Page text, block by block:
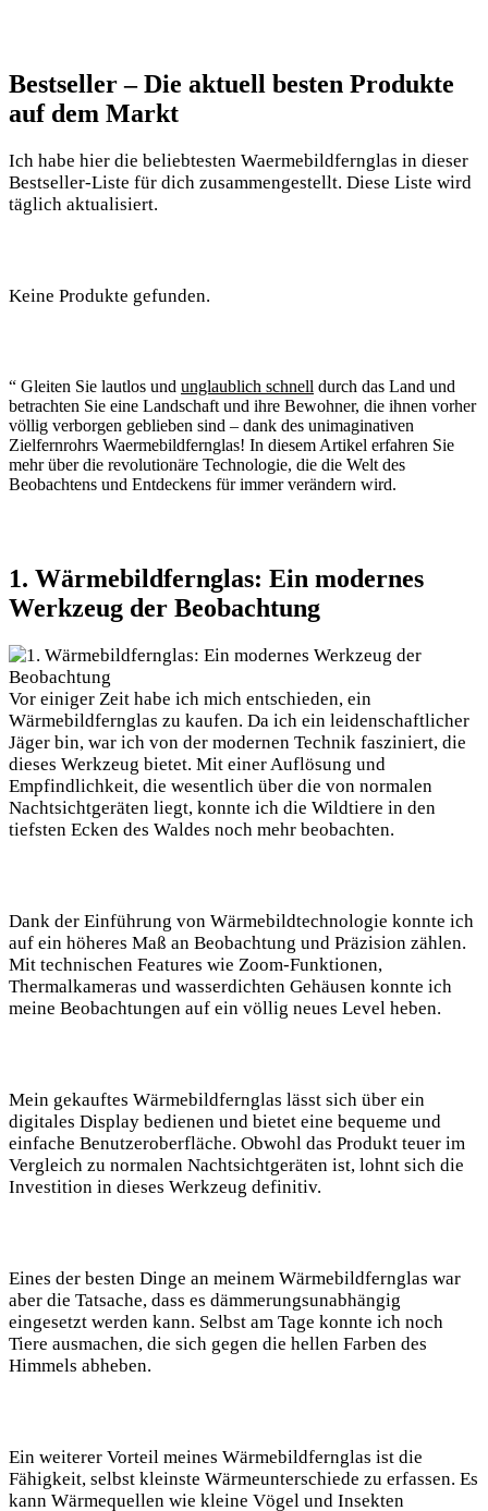
Bestseller – Die aktuell besten Produkte
auf dem Markt
Ich habe hier die beliebtesten Waermebildfernglas in dieser
Bestseller-Liste für dich zusammengestellt. Diese Liste wird
täglich aktualisiert.
Keine Produkte gefunden.
“ Gleiten Sie lautlos und unglaublich schnell durch das Land und
betrachten Sie eine Landschaft und ihre Bewohner, die ihnen vorher
völlig verborgen geblieben sind – dank des unimaginativen
Zielfernrohrs Waermebildfernglas! In diesem Artikel erfahren Sie
mehr über die revolutionäre Technologie, die die Welt des
Beobachtens und Entdeckens für immer verändern wird.
1. Wärmebildfernglas: Ein modernes
Werkzeug der Beobachtung
Vor einiger Zeit habe ich mich entschieden, ein
Wärmebildfernglas zu kaufen. Da ich ein leidenschaftlicher
Jäger bin, war ich von der modernen Technik fasziniert, die
dieses Werkzeug bietet. Mit einer Auflösung und
Empfindlichkeit, die wesentlich über die von normalen
Nachtsichtgeräten liegt, konnte ich die Wildtiere in den
tiefsten Ecken des Waldes noch mehr beobachten.
Dank der Einführung von Wärmebildtechnologie konnte ich
auf ein höheres Maß an Beobachtung und Präzision zählen.
Mit technischen Features wie Zoom-Funktionen,
Thermalkameras und wasserdichten Gehäusen konnte ich
meine Beobachtungen auf ein völlig neues Level heben.
Mein gekauftes Wärmebildfernglas lässt sich über ein
digitales Display bedienen und bietet eine bequeme und
einfache Benutzeroberfläche. Obwohl das Produkt teuer im
Vergleich zu normalen Nachtsichtgeräten ist, lohnt sich die
Investition in dieses Werkzeug definitiv.
Eines der besten Dinge an meinem Wärmebildfernglas war
aber die Tatsache, dass es dämmerungsunabhängig
eingesetzt werden kann. Selbst am Tage konnte ich noch
Tiere ausmachen, die sich gegen die hellen Farben des
Himmels abheben.
Ein weiterer Vorteil meines Wärmebildfernglas ist die
Fähigkeit, selbst kleinste Wärmeunterschiede zu erfassen. Es
kann Wärmequellen wie kleine Vögel und Insekten